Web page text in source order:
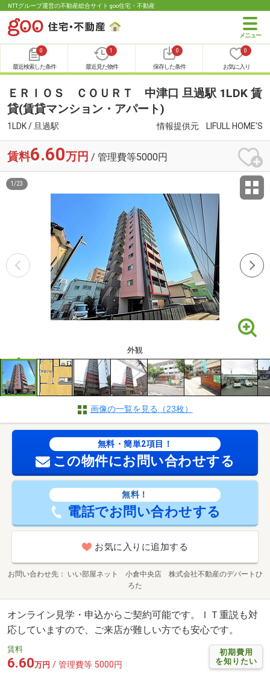
NTTグループ運営の不動産総合サイト goo住宅・不動産
0
最近検索した条件
1
最近見た物件
0
保存した条件
0
お気に入り
ＥＲＩＯＳ ＣＯＵＲＴ 中津口 旦過駅 1LDK 賃
貸(賃貸マンション・アパート)
1LDK / 旦過駅 情報提供元 LIFULL HOME'S
賃料6.60万円 / 管理費等5000円
外観
1 /23
画像の一覧を見る（23枚）
無料・簡単2項目！
この物件にお問い合わせする
無料！
電話でお問い合わせする
お気に入りに追加する
お問い合わせ先
いい部屋ネット 小倉中央店 株式会社不動産のデパートひ
ろた
オンライン見学・申込からご契約可能です。ＩＴ重説も対
応していますので、ご来店が難しい方でも安心です。
初期費用
を知りたい
賃料
6.60万円 / 管理費等 5000円